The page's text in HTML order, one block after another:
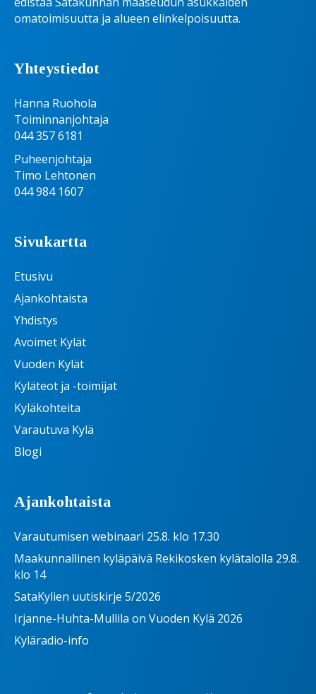
omatoimisuutta ja alueen elinkelpoisuutta.
Yhteystiedot
Hanna Ruohola
Toiminnanjohtaja
044 357 6181
Puheenjohtaja
Timo Lehtonen
044 984 1607
Sivukartta
Etusivu
Ajankohtaista
Yhdistys
Avoimet Kylät
Vuoden Kylät
Kyläteot ja -toimijat
Kyläkohteita
Varautuva Kylä
Blogi
Ajankohtaista
Varautumisen webinaari 25.8. klo 17.30
Maakunnallinen kyläpäivä Rekikosken kylätalolla 29.8.
klo 14
SataKylien uutiskirje 5/2026
Irjanne-Huhta-Mullila on Vuoden Kylä 2026
Kyläradio-info